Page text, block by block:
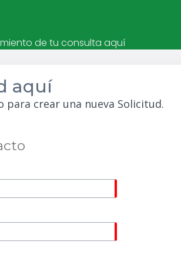
de tu consulta aquí
aquí
crear una nueva Solicitud.